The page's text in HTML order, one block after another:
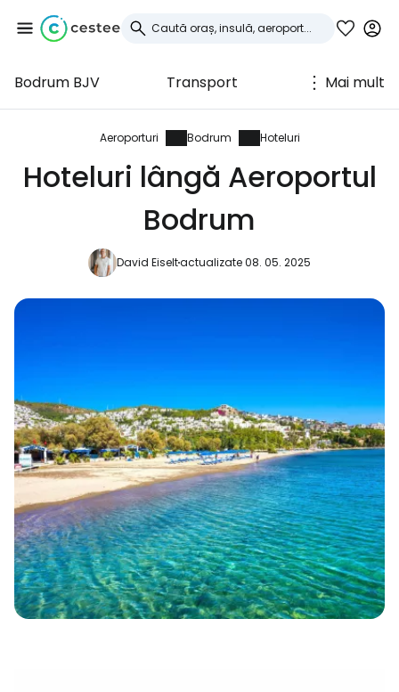
Bodrum BJV Transport Mai mult
Aeroporturi Bodrum Hoteluri
Hoteluri lângă Aeroportul
Bodrum
David Eiseltactualizate 08. 05. 2025
Conectați-vă la
Cestee
... comunitatea mondială a călătorilor